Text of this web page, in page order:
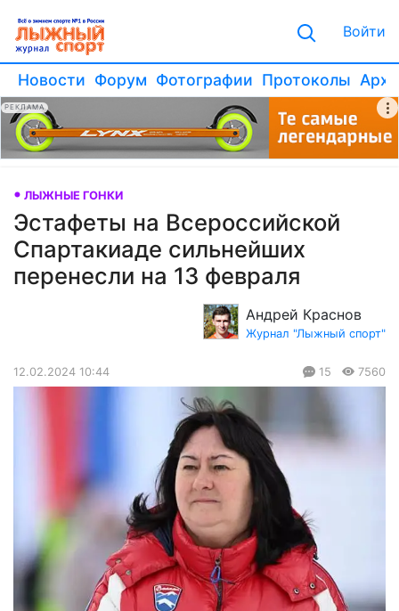
Войти
Новости Форум Фотографии Протоколы
РЕКЛАМА
ЛЫЖНЫЕ ГОНКИ
Эстафеты на Всероссийской
Спартакиаде сильнейших
перенесли на 13 февраля
Андрей Краснов
Журнал "Лыжный спорт"
12.02.2024 10:44 15 7560